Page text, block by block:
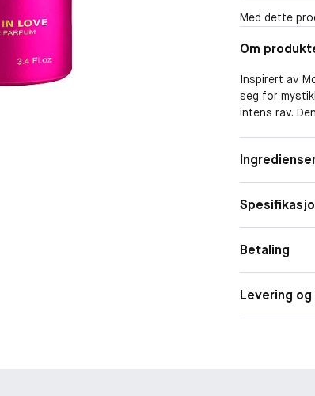
Med dette
Om
Inspirert av
seg for
intens rav.
LOVE er rik
lidenskap. En
Betaling
Levering